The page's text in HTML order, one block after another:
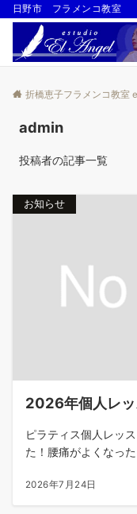
日野市 フラメンコ教室
折橋恵子フラメンコ教室
admin
投稿者の記事一覧
お知らせ
2026年個人レッ
ピラティス個人レッ
た！腰痛がよくなっ
2026年7月24日